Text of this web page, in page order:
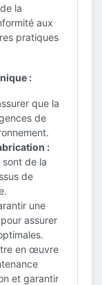
la
aux
pratiques
:
que la
de
:
sont de la
de
une
assurer
en œuvre
et garantir